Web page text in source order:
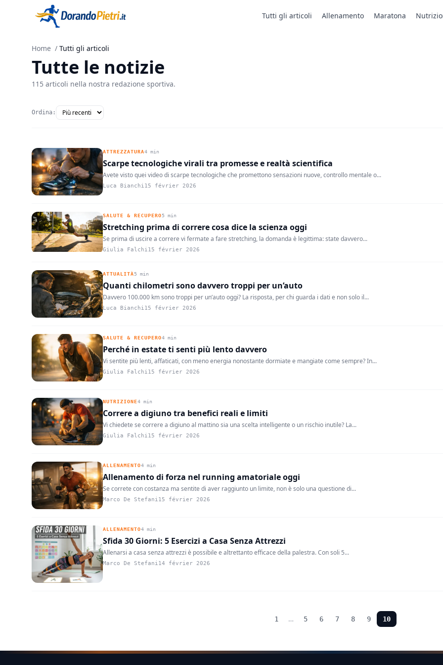
Tutti gli articoli Allenamento Maratona
Home / Tutti gli articoli
Tutte le notizie
115 articoli nella nostra redazione sportiva.
Ordina:
ATTREZZATURA4 min
Scarpe tecnologiche virali tra promesse e realtà scientifica
Avete visto quei video di scarpe tecnologiche che promettono sensazioni nuove, controllo mentale o...
Luca Bianchi15 février 2026
SALUTE & RECUPERO5 min
Stretching prima di correre cosa dice la scienza oggi
Se prima di uscire a correre vi fermate a fare stretching, la domanda è legittima: state davvero...
Giulia Falchi15 février 2026
ATTUALITÀ5 min
Quanti chilometri sono davvero troppi per un’auto
Davvero 100.000 km sono troppi per un’auto oggi? La risposta, per chi guarda i dati e non solo il...
Luca Bianchi15 février 2026
SALUTE & RECUPERO4 min
Perché in estate ti senti più lento davvero
Vi sentite più lenti, affaticati, con meno energia nonostante dormiate e mangiate come sempre? In...
Giulia Falchi15 février 2026
NUTRIZIONE4 min
Correre a digiuno tra benefici reali e limiti
Vi chiedete se correre a digiuno al mattino sia una scelta intelligente o un rischio inutile? La...
Giulia Falchi15 février 2026
ALLENAMENTO4 min
Allenamento di forza nel running amatoriale oggi
Se correte con costanza ma sentite di aver raggiunto un limite, non è solo una questione di...
Marco De Stefani15 février 2026
ALLENAMENTO4 min
Sfida 30 Giorni: 5 Esercizi a Casa Senza Attrezzi
Allenarsi a casa senza attrezzi è possibile e altrettanto efficace della palestra. Con soli 5...
Marco De Stefani14 février 2026
1 … 5 6 7 8 9 10